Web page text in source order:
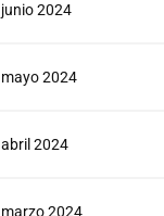
junio 2024
mayo 2024
abril 2024
marzo 2024